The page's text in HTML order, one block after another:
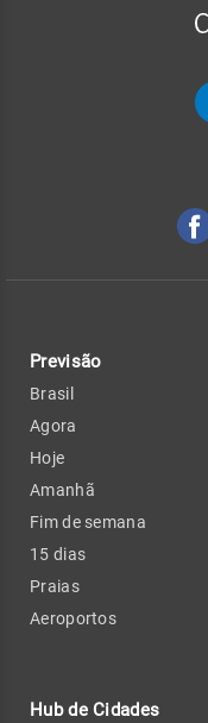
Previsão
Brasil
Agora
Hoje
Amanhã
Fim de semana
15 dias
Praias
Aeroportos
Hub de Cidades